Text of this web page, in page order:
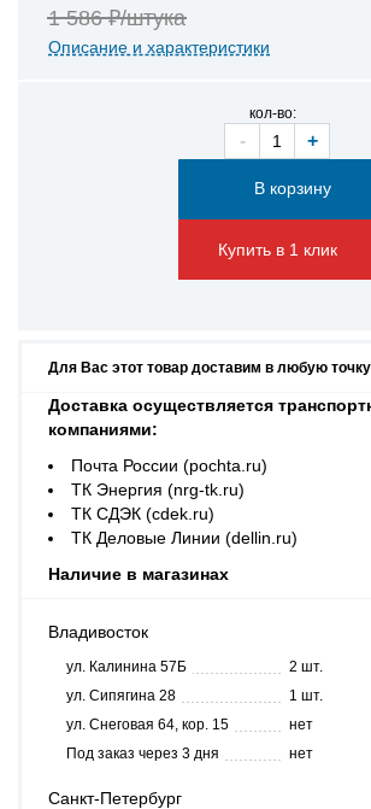
1 586 ₽/штука
Описание и характеристики
кол-во:
- +
Купить в 1 клик
Для Вас этот товар доставим в любую
Доставка осуществляется
компаниями:
Почта России (pochta.ru)
ТК Энергия (nrg-tk.ru)
ТК СДЭК (cdek.ru)
ТК Деловые Линии (dellin.ru)
Наличие в магазинах
Владивосток
ул. Калинина 57Б
2 шт.
ул. Сипягина 28
1 шт.
ул. Снеговая 64, кор. 15
нет
Под заказ через 3 дня
нет
Санкт-Петербург